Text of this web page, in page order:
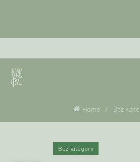
Home Bez
Bez kategorii